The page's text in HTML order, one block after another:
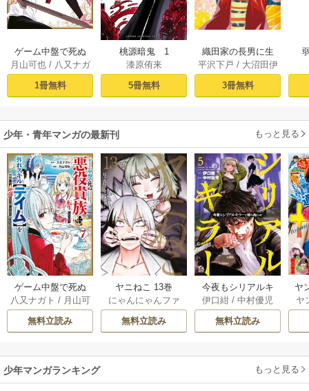
ゲーム中盤で死ぬ
悪役貴族に転生し
たので、外れスキ
ル【テイム】を駆
してみた（１）
月山可也/ 八又ナガ
1冊無料
桃源暗鬼 1
漆原侑来
5冊無料
織田家の長男に生
まれました～戦国
時代に転生したけ
ど、死にたくない
ます～ 1
平沢下戸 / 大沼田伊
逸見兎歌
3冊無料
少年・青年マンガの最新刊 もっと見る
ゲーム中盤で死ぬ
悪役貴族に転生し
たので、外れスキ
ル【テイム】を駆
してみた 7巻
八又ナガト / 月山可
也
無料立読み
ヤニねこ 13巻
にゃんにゃんファ
クトリー
無料立読み
今夜もシリアルキ
ラーと待ち合わせ 5
巻
伊口紺 /中村優児
無料立読み
ヤ
ヤ
少年マンガランキング もっと見る